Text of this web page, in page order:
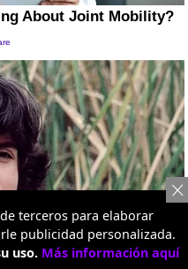
terceros para elaborar
publicidad personalizada.
uso. Más información aquí